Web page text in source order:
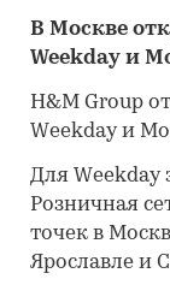
В Москве
Weekday и
H&M Group
Weekday и
Для Weekday
Розничная
точек в
Ярославле и